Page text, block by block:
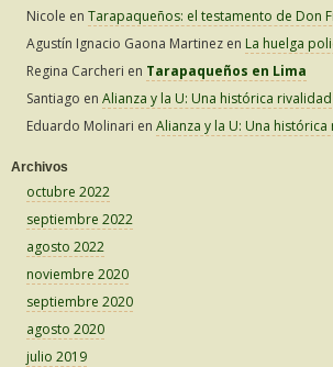
Nicole en Tarapaqueños: el testamento de Don
Agustín Ignacio Gaona Martinez en La huelga
Regina Carcheri en Tarapaqueños en Lima
Santiago en Alianza y la U: Una histórica rivalidad
Eduardo Molinari en Alianza y la U: Una
Archivos
octubre 2022
septiembre 2022
agosto 2022
noviembre 2020
septiembre 2020
agosto 2020
julio 2019